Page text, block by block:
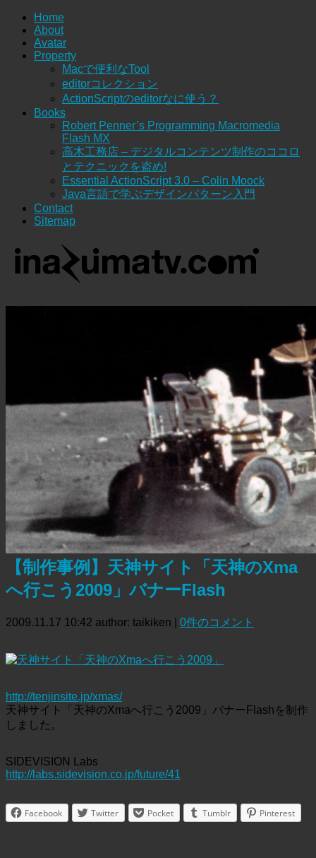
Home
About
Avatar
Property
Macで便利なTool
editorコレクション
ActionScriptのeditorなに使う？
Books
Robert Penner’s Programming Macromedia
Flash MX
高木工務店 – デジタルコンテンツ制作のココロ
とテクニックを盗め!
Essential ActionScript 3.0 – Colin Moock
Java言語で学ぶデザインパターン入門
Contact
Sitemap
【制作事例】天神サイト「天神のXma
へ行こう2009」バナーFlash
2009.11.17 10:42 author: taikiken 0件のコメント
http://tenjinsite.jp/xmas/
天神サイト「天神のXmaへ行こう2009」バナーFlashを制作
しました。
SIDEVISION Labs
http://labs.sidevision.co.jp/future/41
Facebook Twitter Pocket Tumblr Pinterest